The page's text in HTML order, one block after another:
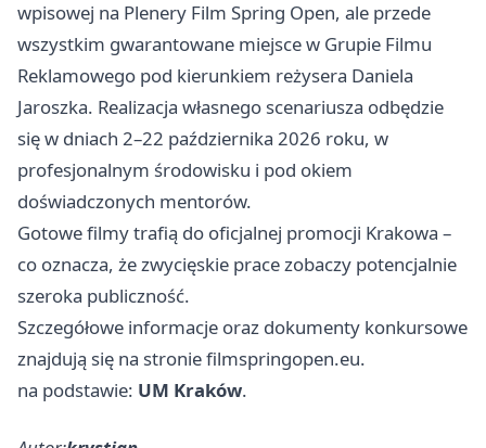
wpisowej na Plenery Film Spring Open, ale przede
wszystkim gwarantowane miejsce w Grupie Filmu
Reklamowego pod kierunkiem reżysera Daniela
Jaroszka. Realizacja własnego scenariusza odbędzie
się w dniach 2–22 października 2026 roku, w
profesjonalnym środowisku i pod okiem
doświadczonych mentorów.
Gotowe filmy trafią do oficjalnej promocji Krakowa –
co oznacza, że zwycięskie prace zobaczy potencjalnie
szeroka publiczność.
Szczegółowe informacje oraz dokumenty konkursowe
znajdują się na stronie filmspringopen.eu.
na podstawie: UM Kraków.